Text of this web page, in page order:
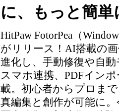
に、もっと簡単
HitPaw FotorPea（
がリリース！AI搭載の
進化し、手動修復や自
スマホ連携、PDFイン
載。初心者からプロま
真編集と創作が可能に